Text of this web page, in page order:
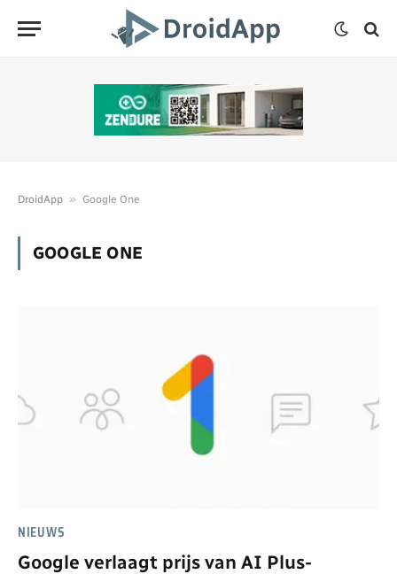
DroidApp » Google One
GOOGLE ONE
NIEUWS
Google verlaagt prijs van AI Plus-